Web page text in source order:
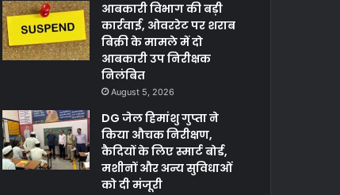
आबकारी विभाग की बड़ी
कार्रवाई, ओवररेट पर शराब
बिक्री के मामले में दो
आबकारी उप निरीक्षक
निलंबित
August 5, 2026
DG जेल हिमांशु गुप्ता ने
किया औचक निरीक्षण,
कैदियों के लिए स्मार्ट बोर्ड,
मशीनों और अन्य सुविधाओं
को दी मंजूरी